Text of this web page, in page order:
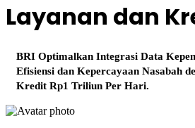
Layanan dan
BRI Optimalkan Integrasi Data
Efisiensi dan Kepercayaan Nasabah
Kredit Rp1 Triliun Per Hari.